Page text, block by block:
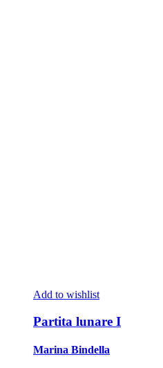
Add to wishlist
Partita lunare I
Marina Bindella